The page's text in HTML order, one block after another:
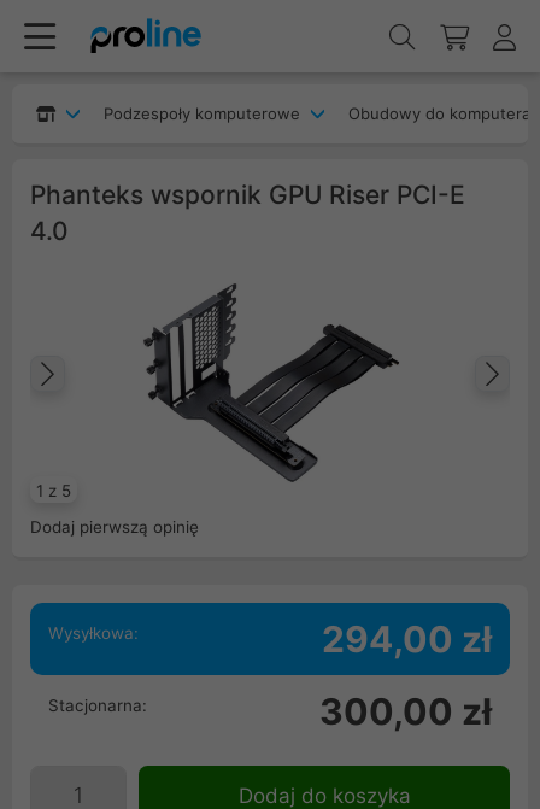
Podzespoły komputerowe Obudowy do komputera
Phanteks wspornik GPU Riser PCI-E
4.0
1 z 5
Poprzedni
Dodaj pierwszą opinię
Wysyłkowa: 294,00 zł
Stacjonarna: 300,00 zł
Dodaj do koszyka